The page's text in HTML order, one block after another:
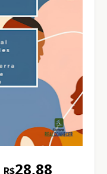
R$28,88